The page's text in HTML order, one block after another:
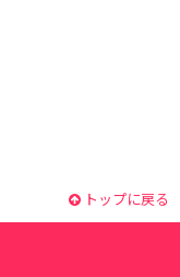
トップに戻る